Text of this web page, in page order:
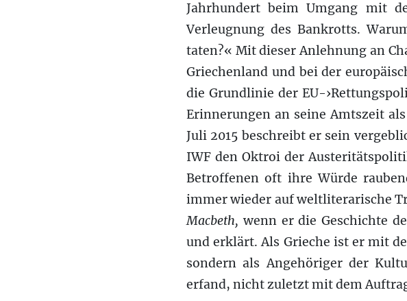
Jahrhundert beim Umgang mit
Verleugnung des Bankrotts.
taten?« Mit dieser Anlehnung an
Griechenland und bei der
die Grundlinie der EU-
Erinnerungen an seine Amtszeit
Juli 2015 beschreibt er sein
IWF den Oktroi der
Betroffenen oft ihre Würde
immer wieder auf weltliterarische
Macbeth, wenn er die Geschichte
und erklärt. Als Grieche ist er mit
sondern als Angehöriger der
erfand, nicht zuletzt mit dem